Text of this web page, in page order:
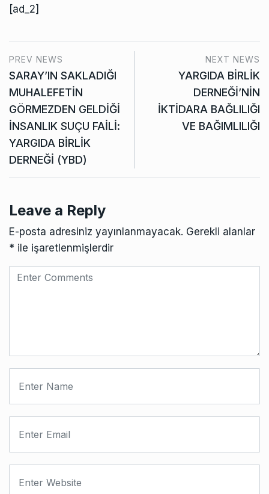
[ad_2]
PREV NEWS
SARAY’IN SAKLADIĞI
MUHALEFETİN
GÖRMEZDEN GELDİĞİ
İNSANLIK SUÇU FAİLİ:
YARGIDA BİRLİK
DERNEĞİ (YBD)
NEXT NEWS
YARGIDA BİRLİK
DERNEĞİ’NİN
İKTİDARA BAĞLILIĞI
VE BAĞIMLILIĞI
Leave a Reply
E-posta adresiniz yayınlanmayacak. Gerekli alanlar
* ile işaretlenmişlerdir